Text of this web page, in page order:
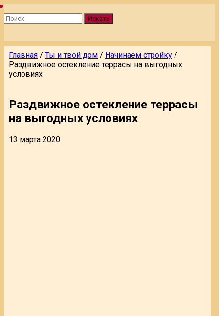
Искать
Главная / Ты и твой дом / Начинаем стройку /
Раздвижное остекление террасы на выгодных
условиях
Раздвижное остекление террасы
на выгодных условиях
13 марта 2020